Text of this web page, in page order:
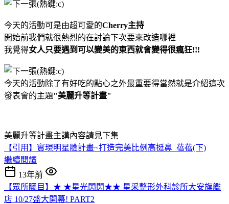
今天的活動可是由超可愛的Cherry主持
開始前我們就很熱烈的在討論下次要來改造哪裡
我覺得女人只要遇到可以變美的東西就會變得很瘋狂!!!
今天的活動除了有好吃的點心之外最重要得當然就是介紹這次
發表會的主題"美麗升等計畫"
美麗升等計畫主講內容請見下集
【引用】實現明星臉計畫~打造完美比例高挺鼻_蓓蓓(下)
繼續閱讀
13年前
【眾所矚目】★ ★星光閃閃★★ 星采整形外科診所大安旗艦
店 10/27盛大開幕! PART2